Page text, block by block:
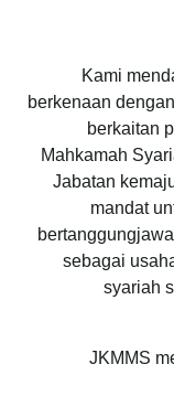
Kami
berkenaan
berkaitan
Mahkamah
Jabatan
mandat
sebagai
syariah
JKMMS